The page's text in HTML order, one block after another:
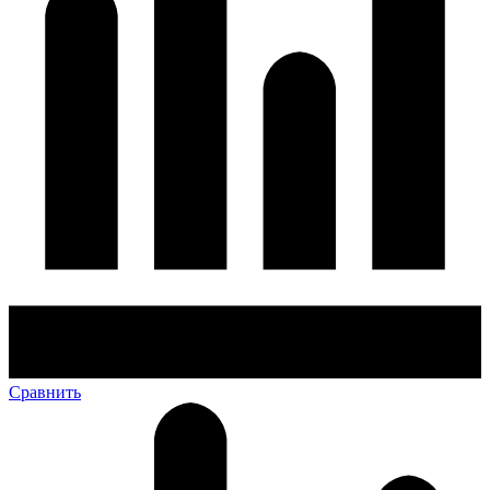
Сравнить